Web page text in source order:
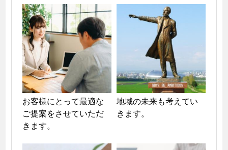
お客様にとって最適な
ご提案をさせていただ
きます。
地域の未来も考えてい
きます。